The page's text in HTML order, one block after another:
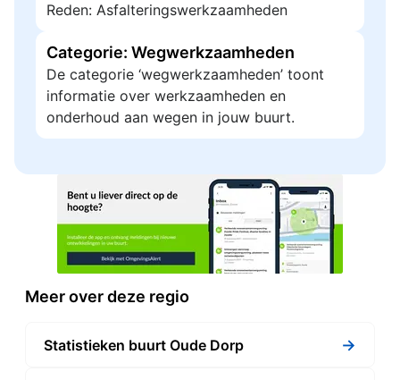
Reden: Asfalteringswerkzaamheden
Categorie: Wegwerkzaamheden
De categorie ‘wegwerkzaamheden’ toont
informatie over werkzaamheden en
onderhoud aan wegen in jouw buurt.
Meer over deze regio
Statistieken buurt Oude Dorp →